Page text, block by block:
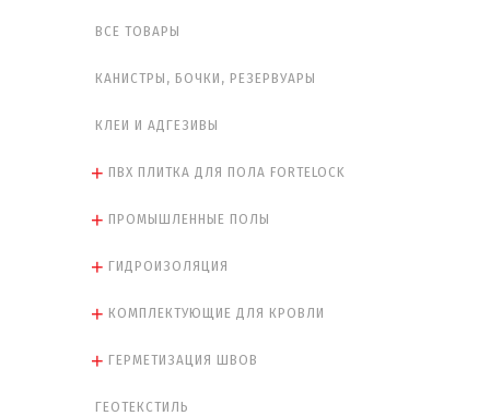
ВСЕ ТОВАРЫ
КАНИСТРЫ, БОЧКИ, РЕЗЕРВУАРЫ
КЛЕИ И АДГЕЗИВЫ
ПВХ ПЛИТКА ДЛЯ ПОЛА FORTELOCK
ПРОМЫШЛЕННЫЕ ПОЛЫ
ГИДРОИЗОЛЯЦИЯ
КОМПЛЕКТУЮЩИЕ ДЛЯ КРОВЛИ
ГЕРМЕТИЗАЦИЯ ШВОВ
ГЕОТЕКСТИЛЬ